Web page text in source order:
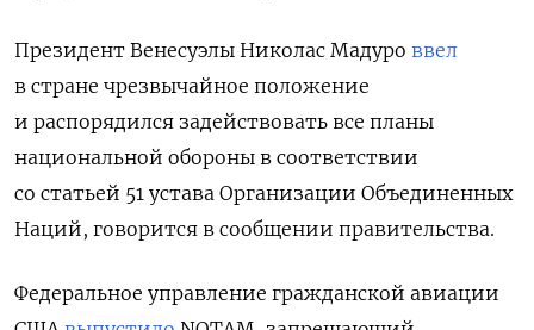
Президент Венесуэлы Николас Мадуро ввел
в стране чрезвычайное положение
и распорядился задействовать все планы
национальной обороны в соответствии
со статьей 51 устава Организации Объединенных
Наций, говорится в сообщении правительства.
Федеральное управление гражданской авиации